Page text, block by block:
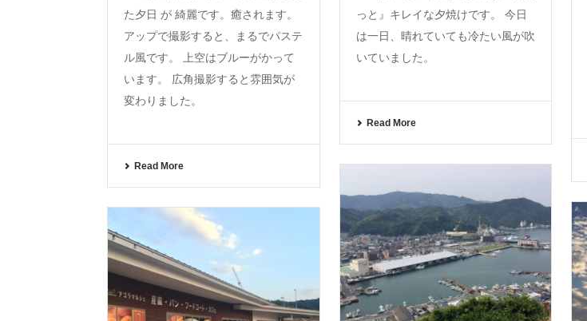
た夕日 が 綺麗です。癒されます。
アップで撮影すると、まるでパステ
ル風です。 上空はブルーがかって
います。 広角撮影すると雰囲気が
変わりました。
Read More
っと』キレイな夕焼けです。 今日
は一日、晴れていても冷たい風が吹
いていました。
Read More